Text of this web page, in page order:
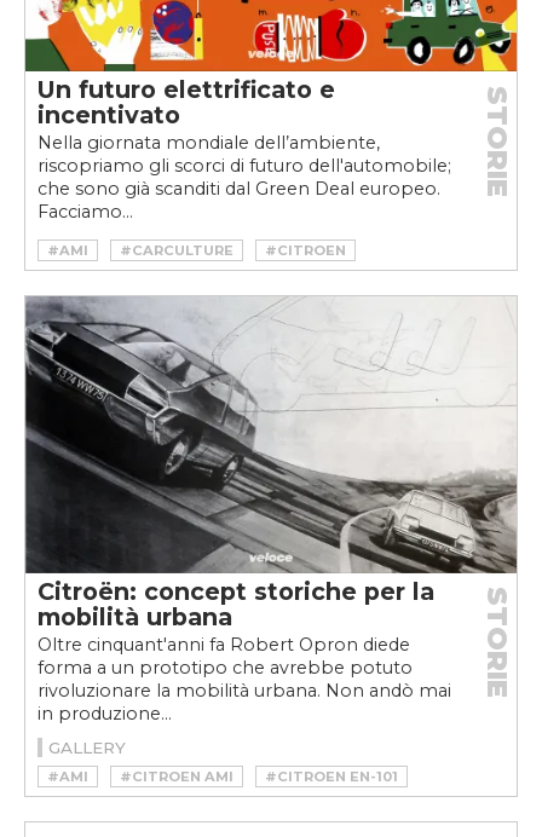
Un futuro elettrificato e
incentivato
Nella giornata mondiale dell’ambiente,
riscopriamo gli scorci di futuro dell'automobile;
che sono già scanditi dal Green Deal europeo.
Facciamo...
STORIE
#AMI #CARCULTURE
#CITROEN
#ELECTRIC
#EUROPA #EV
#FIAT
#FIAT NUOVA 500
#GREEN DEAL
#MICROMOBILITÀ
#MOLE URBANA
#NITO
#RENAULT
#TWIZI
#VELOCEKW
Citroën: concept storiche per la
mobilità urbana
Oltre cinquant'anni fa Robert Opron diede
forma a un prototipo che avrebbe potuto
rivoluzionare la mobilità urbana. Non andò mai
in produzione...
STORIE
GALLERY
#AMI #CITROEN AMI
#CITROEN EN-101
#CITROEN G-MINI
#ROBERT OPRON
#VELOCEKW